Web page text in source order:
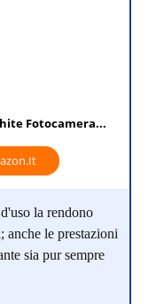
Fotocamera...
la rendono
anche le prestazioni
sia pur sempre